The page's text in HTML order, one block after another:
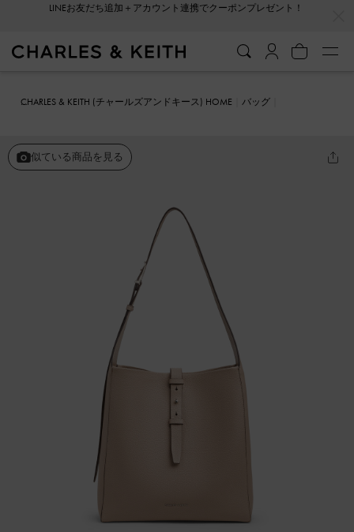
会員登録＋ニュースレター登録で10%OFFクーポンプレゼント！
CHARLES & KEITH (チャールズアンドキース) HOME
バッグ
似ている商品を見る